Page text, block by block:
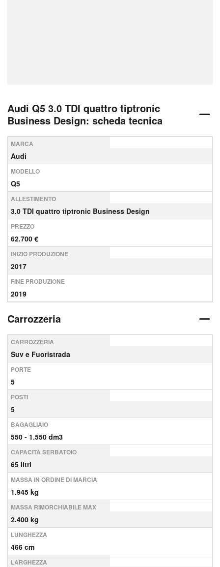
Audi Q5 3.0 TDI quattro tiptronic
Business Design: scheda tecnica
MARCA
Audi
MODELLO
Q5
ALLESTIMENTO
3.0 TDI quattro tiptronic Business Design
PREZZO
62.700 €
INIZIO PRODUZIONE
2017
FINE PRODUZIONE
2019
Carrozzeria
CARROZZERIA
Suv e Fuoristrada
PORTE
5
POSTI
5
BAGAGLIAIO
550 - 1.550 dm3
CAPACITÀ SERBATOIO
65 litri
MASSA IN ORDINE DI MARCIA
1.945 kg
MASSA RIMORCHIABILE MAX
2.400 kg
LUNGHEZZA
466 cm
LARGHEZZA